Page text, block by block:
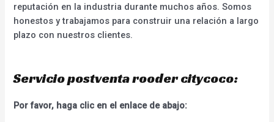
reputación en la industria durante muchos años. Somos
honestos y trabajamos para construir una relación a largo
plazo con nuestros clientes.
Servicio postventa rooder citycoco:
Por favor, haga clic en el enlace de abajo: